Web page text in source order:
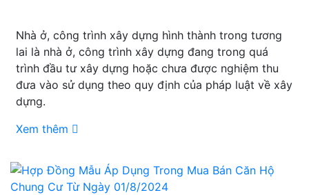
Nhà ở, công trình xây dựng hình thành trong tương
lai là nhà ở, công trình xây dựng đang trong quá
trình đầu tư xây dựng hoặc chưa được nghiệm thu
đưa vào sử dụng theo quy định của pháp luật về xây
dựng.
Xem thêm